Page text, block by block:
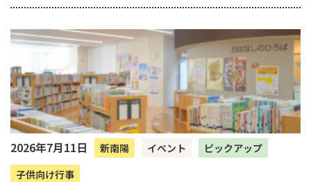
2026年7月11日 新南陽 イベント
ピックアップ
子供向け行事